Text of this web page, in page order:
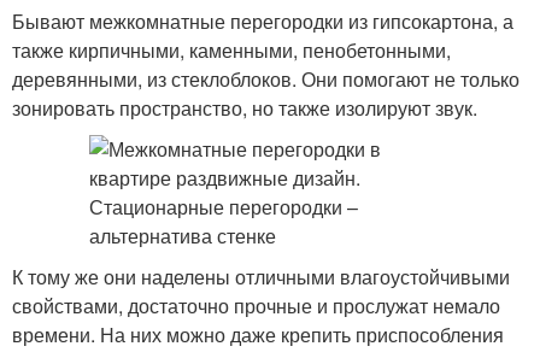
Бывают межкомнатные перегородки из гипсокартона, а
также кирпичными, каменными, пенобетонными,
деревянными, из стеклоблоков. Они помогают не только
зонировать пространство, но также изолируют звук.
К тому же они наделены отличными влагоустойчивыми
свойствами, достаточно прочные и прослужат немало
времени. На них можно даже крепить приспособления